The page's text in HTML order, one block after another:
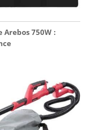
Arebos 750W :